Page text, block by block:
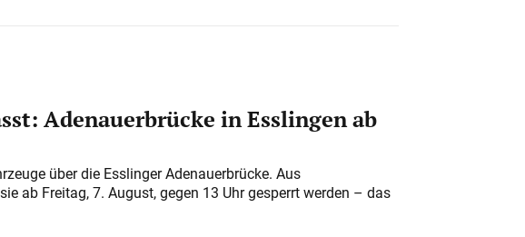
Adenauerbrücke in Esslingen ab
über die Esslinger Adenauerbrücke. Aus
ab Freitag, 7. August, gegen 13 Uhr gesperrt werden – das